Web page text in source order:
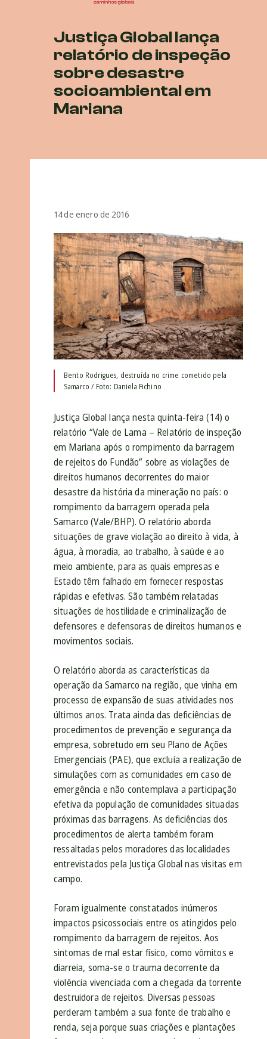
Justiça Global lança
relatório de inspeção
sobre desastre
socioambiental em
Mariana
14 de enero de 2016
Bento Rodrigues, destruída no crime cometido pela
Samarco / Foto: Daniela Fichino
Justiça Global lança nesta quinta-feira (14) o
relatório “Vale de Lama – Relatório de inspeção
em Mariana após o rompimento da barragem
de rejeitos do Fundão” sobre as violações de
direitos humanos decorrentes do maior
desastre da história da mineração no país: o
rompimento da barragem operada pela
Samarco (Vale/BHP). O relatório aborda
situações de grave violação ao direito à vida, à
água, à moradia, ao trabalho, à saúde e ao
meio ambiente, para as quais empresas e
Estado têm falhado em fornecer respostas
rápidas e efetivas. São também relatadas
situações de hostilidade e criminalização de
defensores e defensoras de direitos humanos e
movimentos sociais.
O relatório aborda as características da
operação da Samarco na região, que vinha em
processo de expansão de suas atividades nos
últimos anos. Trata ainda das deficiências de
procedimentos de prevenção e segurança da
empresa, sobretudo em seu Plano de Ações
Emergenciais (PAE), que excluía a realização de
simulações com as comunidades em caso de
emergência e não contemplava a participação
efetiva da população de comunidades situadas
próximas das barragens. As deficiências dos
procedimentos de alerta também foram
ressaltadas pelos moradores das localidades
entrevistados pela Justiça Global nas visitas em
campo.
Foram igualmente constatados inúmeros
impactos psicossociais entre os atingidos pelo
rompimento da barragem de rejeitos. Aos
sintomas de mal estar físico, como vômitos e
diarreia, soma-se o trauma decorrente da
violência vivenciada com a chegada da torrente
destruidora de rejeitos. Diversas pessoas
perderam também a sua fonte de trabalho e
renda, seja porque suas criações e plantações